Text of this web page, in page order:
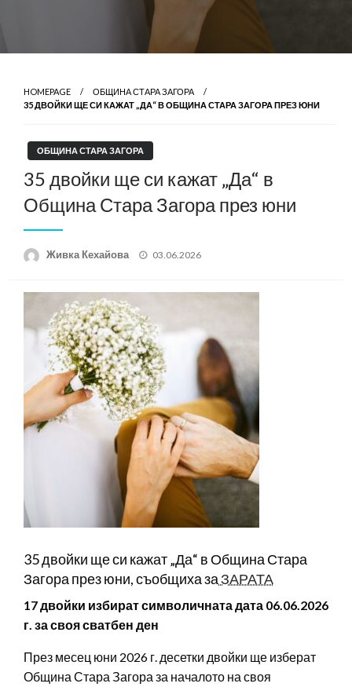
HOMEPAGE
ОБЩИНА СТАРА ЗАГОРА
35 ДВОЙКИ ЩЕ СИ КАЖАТ „ДА“ В ОБЩИНА СТАРА ЗАГОРА ПРЕЗ ЮНИ
ОБЩИНА СТАРА ЗАГОРА
35 двойки ще си кажат „Да“ в
Община Стара Загора през юни
Живка Кехайова
Posted
03.06.2026
35 двойки ще си кажат „Да“ в Община Стара
Загора през юни, съобщиха заЗАРАТА
17 двойки избират символичната дата 06.06.2026
г. за своя сватбен ден
През месец юни 2026 г. десетки двойки ще изберат
Община Стара Загора за началото на своя